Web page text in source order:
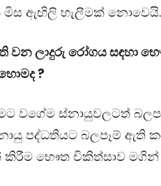
ඇඟිලි හැලීමක් නොවෙයි.
වන ලාදුරු රෝගය සඳහා
?
වගේම ස්නායුවලටත්
පද්ධතියට බලපෑම් ඇති
කිරීම භෞත චිකිත්සාව මගින්